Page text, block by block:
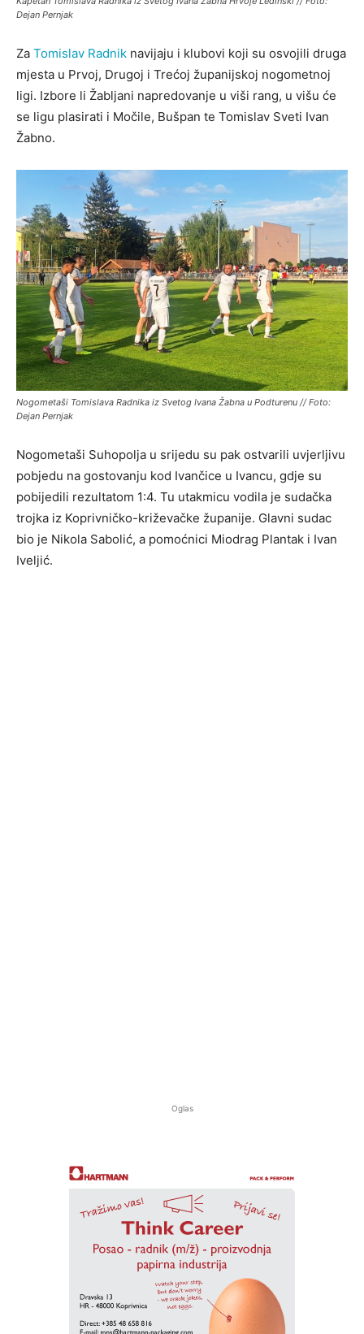
Dejan Pernjak
Za Tomislav Radnik navijaju i klubovi koji su osvojili druga
mjesta u Prvoj, Drugoj i Trećoj županijskoj nogometnoj
ligi. Izbore li Žabljani napredovanje u viši rang, u višu će
se ligu plasirati i Močile, Bušpan te Tomislav Sveti Ivan
Žabno.
Nogometaši Tomislava Radnika iz Svetog Ivana Žabna u Podturenu // Foto:
Dejan Pernjak
Nogometaši Suhopolja u srijedu su pak ostvarili uvjerljivu
pobjedu na gostovanju kod Ivančice u Ivancu, gdje su
pobijedili rezultatom 1:4. Tu utakmicu vodila je sudačka
trojka iz Koprivničko-križevačke županije. Glavni sudac
bio je Nikola Sabolić, a pomoćnici Miodrag Plantak i Ivan
Iveljić.
Oglas